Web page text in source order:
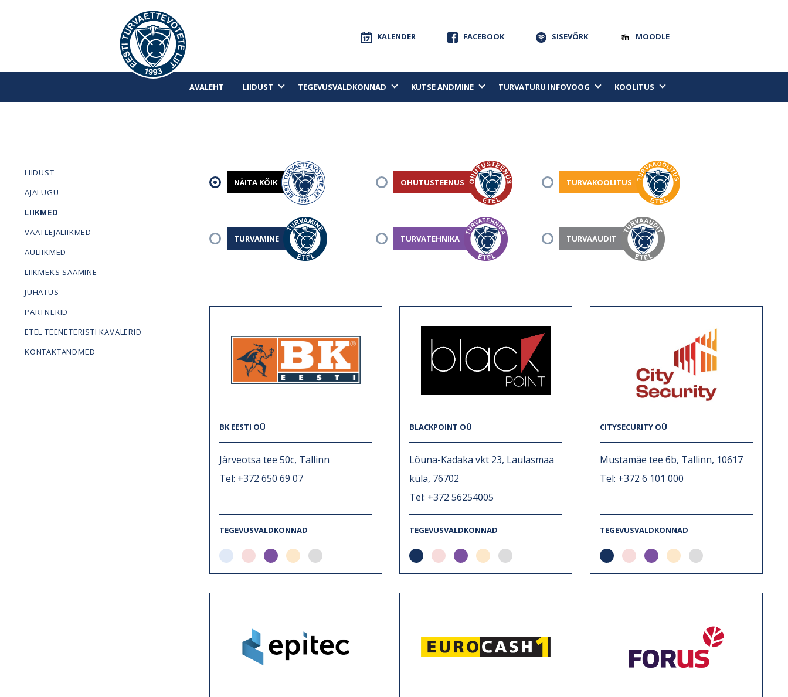
KALENDER FACEBOOK SISEVÕRK MOODLE
AVALEHT LIIDUST TEGEVUSVALDKONNAD KUTSE ANDMINE TURVATURU INFOVOOG KOOLITUS
LIIDUST
AJALUGU
LIIKMED
VAATLEJALIIKMED
AULIIKMED
LIIKMEKS SAAMINE
JUHATUS
PARTNERID
ETEL TEENETERISTI KAVALERID
KONTAKTANDMED
NÄITA KÕIK
TURVAMINE
OHUTUSTEENUS
TURVATEHNIKA
TURVAKOOLITUS
TURVAAUDIT
BK EESTI OÜ
Järveotsa tee 50c, Tallinn
Tel: +372 650 69 07
TEGEVUSVALDKONNAD
BLACKPOINT OÜ
Lõuna-Kadaka vkt 23, Laulasmaa
küla, 76702
Tel: +372 56254005
TEGEVUSVALDKONNAD
CITYSECURITY OÜ
Mustamäe tee 6b, Tallinn, 10617
Tel: +372 6 101 000
TEGEVUSVALDKONNAD